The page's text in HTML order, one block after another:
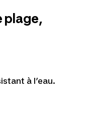
plage,
à l’eau.